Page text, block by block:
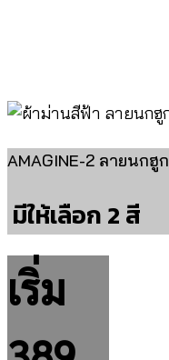
AMAGINE-2 ลายนกฮูก
มีให้เลือก 2 สี
เริ่ม